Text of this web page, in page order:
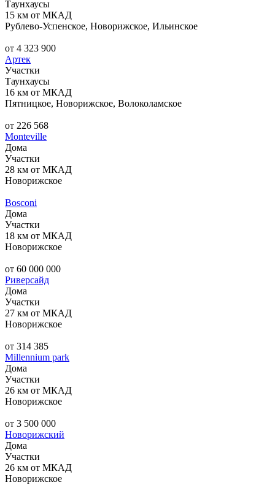
Таунхаусы
15 км от МКАД
Рублево-Успенское, Новорижское, Ильинское
от 4 323 900
Артек
Участки
Таунхаусы
16 км от МКАД
Пятницкое, Новорижское, Волоколамское
от 226 568
Monteville
Дома
Участки
28 км от МКАД
Новорижское
Bosconi
Дома
Участки
18 км от МКАД
Новорижское
от 60 000 000
Риверсайд
Дома
Участки
27 км от МКАД
Новорижское
от 314 385
Millennium park
Дома
Участки
26 км от МКАД
Новорижское
от 3 500 000
Новорижский
Дома
Участки
26 км от МКАД
Новорижское